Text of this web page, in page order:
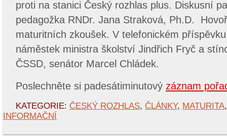
proti na stanici Český rozhlas plus. Diskusní
pedagožka RNDr. Jana Straková, Ph.D.
maturitních zkoušek. V telefonickém
náměstek ministra školství Jindřich Fryč a
ČSSD, senátor Marcel Chládek.
Poslechněte si padesátiminutový záznam
KATEGORIE: ČESKÝ ROZHLAS, ČLÁNKY, MATURITA
INFORMAČNÍ